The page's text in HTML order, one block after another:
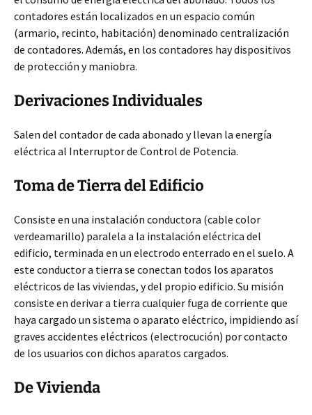
contadores están localizados en un espacio común
(armario, recinto, habitación) denominado centralización
de contadores. Además, en los contadores hay dispositivos
de protección y maniobra.
Derivaciones Individuales
Salen del contador de cada abonado y llevan la energía
eléctrica al Interruptor de Control de Potencia.
Toma de Tierra del Edificio
Consiste en una instalación conductora (cable color
verdeamarillo) paralela a la instalación eléctrica del
edificio, terminada en un electrodo enterrado en el suelo. A
este conductor a tierra se conectan todos los aparatos
eléctricos de las viviendas, y del propio edificio. Su misión
consiste en derivar a tierra cualquier fuga de corriente que
haya cargado un sistema o aparato eléctrico, impidiendo así
graves accidentes eléctricos (electrocución) por contacto
de los usuarios con dichos aparatos cargados.
De Vivienda